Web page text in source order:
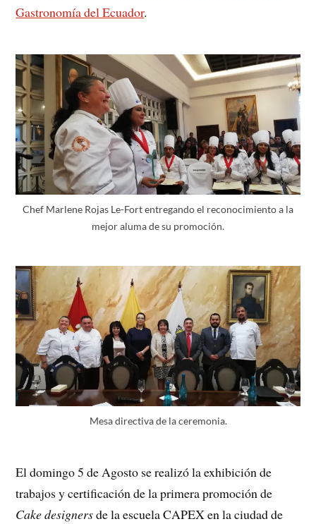
Gastronomía del Ecuador.
Chef Marlene Rojas Le-Fort entregando el reconocimiento a la
mejor aluma de su promoción.
Mesa directiva de la ceremonia.
El domingo 5 de Agosto se realizó la exhibición de
trabajos y certificación de la primera promoción de
Cake designersde la escuela CAPEX en la ciudad de